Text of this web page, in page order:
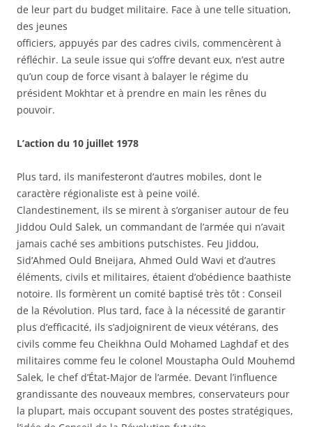
de leur part du budget militaire. Face à une telle situation,
des jeunes
officiers, appuyés par des cadres civils, commencèrent à
réfléchir. La seule issue qui s’offre devant eux, n’est autre
qu’un coup de force visant à balayer le régime du
président Mokhtar et à prendre en main les rênes du
pouvoir.
L’action du 10 juillet 1978
Plus tard, ils manifesteront d’autres mobiles, dont le
caractère régionaliste est à peine voilé.
Clandestinement, ils se mirent à s’organiser autour de feu
Jiddou Ould Salek, un commandant de l’armée qui n’avait
jamais caché ses ambitions putschistes. Feu Jiddou,
Sid’Ahmed Ould Bneijara, Ahmed Ould Wavi et d’autres
éléments, civils et militaires, étaient d’obédience baathiste
notoire. Ils formèrent un comité baptisé très tôt : Conseil
de la Révolution. Plus tard, face à la nécessité de garantir
plus d’efficacité, ils s’adjoignirent de vieux vétérans, des
civils comme feu Cheikhna Ould Mohamed Laghdaf et des
militaires comme feu le colonel Moustapha Ould Mouhemd
Salek, le chef d’État-Major de l’armée. Devant l’influence
grandissante des nouveaux membres, conservateurs pour
la plupart, mais occupant souvent des postes stratégiques,